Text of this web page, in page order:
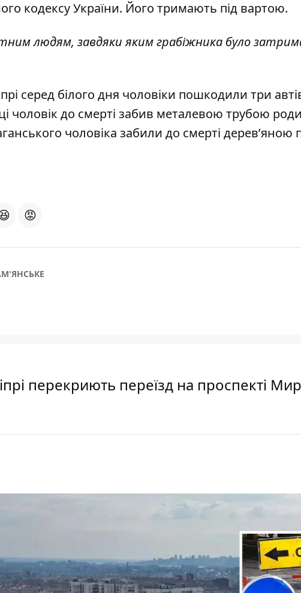
кодексу України. Його тримають під вартою.
людям, завдяки яким грабіжника було
серед білого дня чоловіки пошкодили три
чоловік до смерті забив металевою трубою
чоловіка забили до смерті
😡
перекриють переїзд на проспекті